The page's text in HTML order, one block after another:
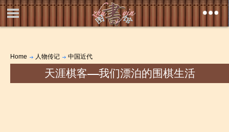
Home 人物传记 中国近代
天涯棋客――我们漂泊的围棋生活